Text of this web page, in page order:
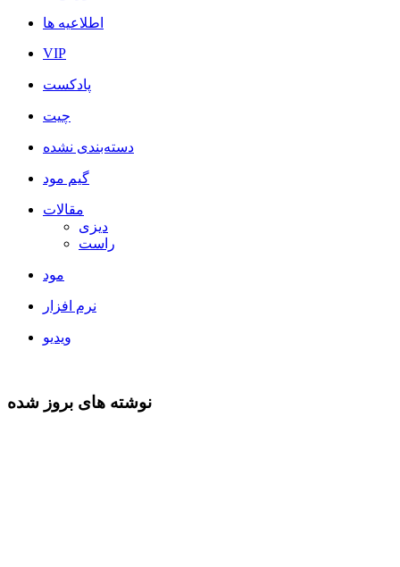
اطلاعیه ها
VIP
پادکست
چیت
دسته‌بندی نشده
گیم مود
مقالات
دیزی
راست
مود
نرم افزار
ویدیو
نوشته های بروز شده